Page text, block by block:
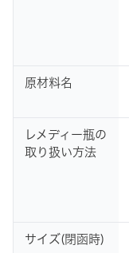
原材料名
レメディー瓶の
取り扱い方法
サイズ(閉函時)